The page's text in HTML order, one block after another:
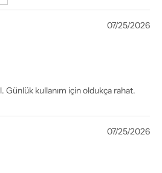
07/25/2026
Günlük kullanım için oldukça rahat.
07/25/2026